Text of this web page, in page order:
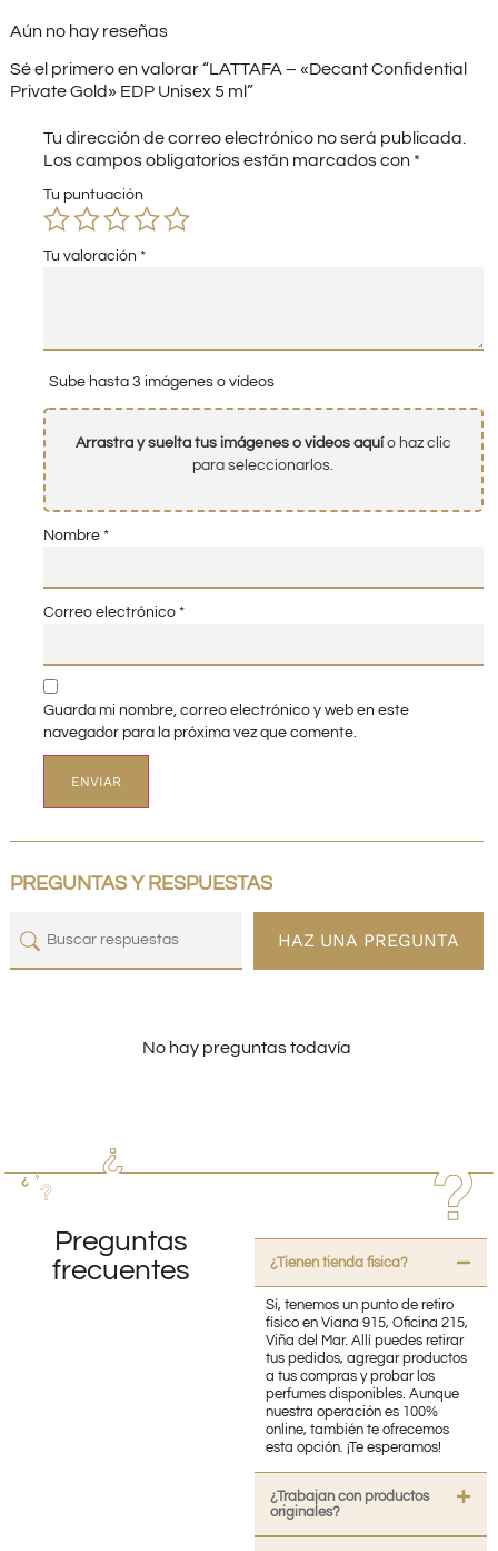
Aún no hay reseñas
Sé el primero en valorar “LATTAFA – «Decant Confidential
Private Gold» EDP Unisex 5 ml”
Tu dirección de correo electrónico no será publicada.
Los campos obligatorios están marcados con *
Tu puntuación
Tu valoración *
Sube hasta 3 imágenes o vídeos
Arrastra y suelta tus imágenes o videos aquío haz clic
para seleccionarlos.
Nombre *
Correo electrónico *
Guarda mi nombre, correo electrónico y web en este
navegador para la próxima vez que comente.
PREGUNTAS Y RESPUESTAS
HAZ UNA PREGUNTA
No hay preguntas todavía
Preguntas
frecuentes
¿Tienen tienda fisica?
Sí, tenemos un punto de retiro
físico en Viana 915, Oficina 215,
Viña del Mar. Allí puedes retirar
tus pedidos, agregar productos
a tus compras y probar los
perfumes disponibles. Aunque
nuestra operación es 100%
online, también te ofrecemos
esta opción. ¡Te esperamos!
¿Trabajan con productos
originales?